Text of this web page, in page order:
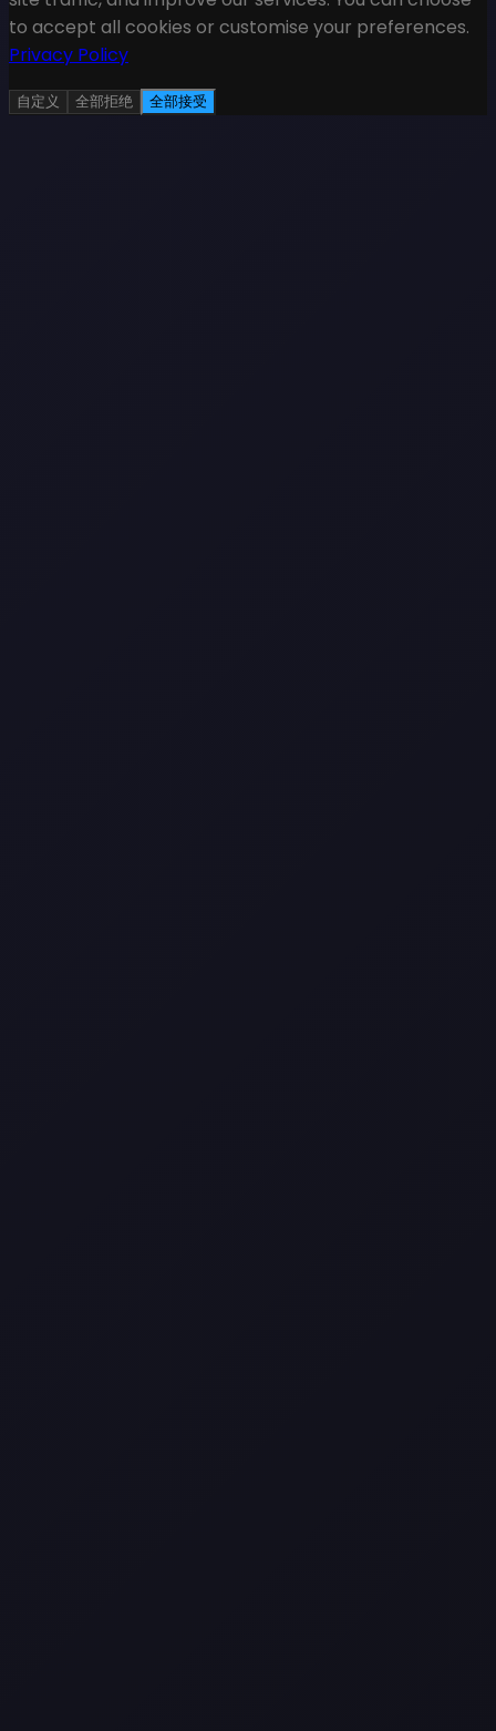
to accept all cookies or customise your preferences.
Privacy Policy
自定义 全部拒绝 全部接受